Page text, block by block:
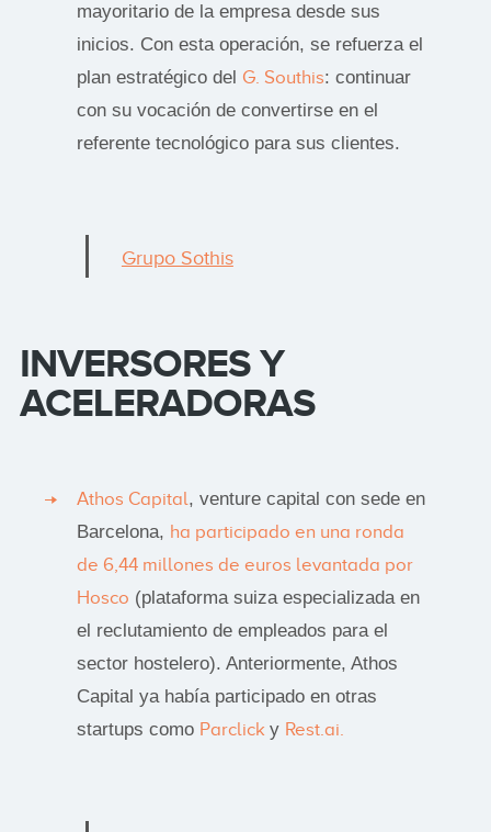
mayoritario de la empresa desde sus
inicios. Con esta operación, se refuerza el
plan estratégico del G. Southis: continuar
con su vocación de convertirse en el
referente tecnológico para sus clientes.
Grupo Sothis
INVERSORES Y
ACELERADORAS
Athos Capital, venture capital con sede en
Barcelona, ha participado en una ronda
de 6,44 millones de euros levantada por
Hosco (plataforma suiza especializada en
el reclutamiento de empleados para el
sector hostelero). Anteriormente, Athos
Capital ya había participado en otras
startups como Parclick y Rest.ai.